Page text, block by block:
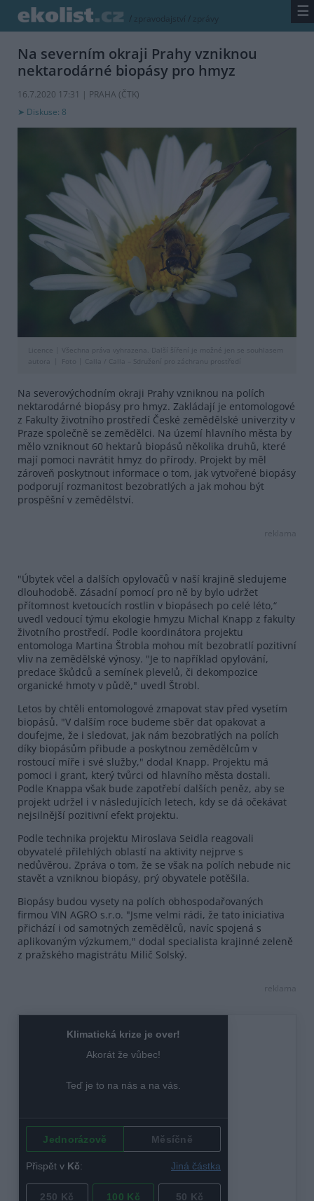
/ zpravodajství / zprávy ☰
Na severním okraji Prahy vzniknou
nektarodárné biopásy pro hmyz
16.7.2020 17:31 | PRAHA (ČTK)
Diskuse: 8
Licence |
Všechna práva vyhrazena. Další šíření je možné jen se souhlasem
autora
Foto | Calla / Calla – Sdružení pro záchranu prostředí
Na severovýchodním okraji Prahy vzniknou na polích
nektarodárné biopásy pro hmyz. Zakládají je entomologové
z Fakulty životního prostředí České zemědělské univerzity v
Praze společně se zemědělci. Na území hlavního města by
mělo vzniknout 60 hektarů biopásů několika druhů, které
mají pomoci navrátit hmyz do přírody. Projekt by měl
zároveň poskytnout informace o tom, jak vytvořené biopásy
podporují rozmanitost bezobratlých a jak mohou být
prospěšní v zemědělství.
reklama
"Úbytek včel a dalších opylovačů v naší krajině sledujeme
dlouhodobě. Zásadní pomocí pro ně by bylo udržet
přítomnost kvetoucích rostlin v biopásech po celé léto,“
uvedl vedoucí týmu ekologie hmyzu Michal Knapp z fakulty
životního prostředí. Podle koordinátora projektu
entomologa Martina Štrobla mohou mít bezobratlí pozitivní
vliv na zemědělské výnosy. "Je to například opylování,
predace škůdců a semínek plevelů, či dekompozice
organické hmoty v půdě," uvedl Štrobl.
Letos by chtěli entomologové zmapovat stav před vysetím
biopásů. "V dalším roce budeme sběr dat opakovat a
doufejme, že i sledovat, jak nám bezobratlých na polích
díky biopásům přibude a poskytnou zemědělcům v
rostoucí míře i své služby," dodal Knapp. Projektu má
pomoci i grant, který tvůrci od hlavního města dostali.
Podle Knappa však bude zapotřebí dalších peněz, aby se
projekt udržel i v následujících letech, kdy se dá očekávat
nejsilnější pozitivní efekt projektu.
Podle technika projektu Miroslava Seidla reagovali
obyvatelé přilehlých oblastí na aktivity nejprve s
nedůvěrou. Zpráva o tom, že se však na polích nebude nic
stavět a vzniknou biopásy, prý obyvatele potěšila.
Biopásy budou vysety na polích obhospodařovaných
firmou VIN AGRO s.r.o. "Jsme velmi rádi, že tato iniciativa
přichází i od samotných zemědělců, navíc spojená s
aplikovaným výzkumem," dodal specialista krajinné zeleně
z pražského magistrátu Milič Solský.
reklama